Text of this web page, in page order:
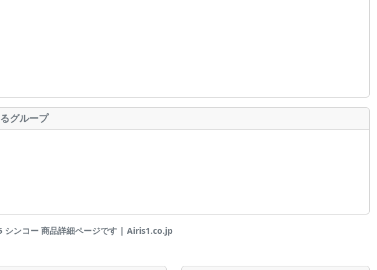
グループ
シンコー 商品詳細ページです | Airis1.co.jp